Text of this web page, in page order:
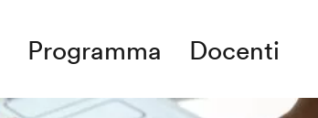
Programma Docenti